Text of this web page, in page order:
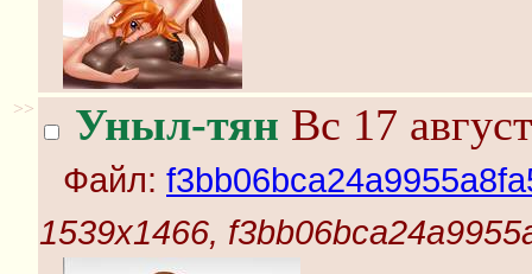
>> Уныл-тян Вс 17
Файл:
1539x1466,